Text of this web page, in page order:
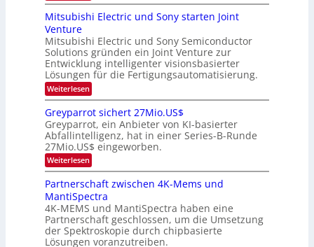
n
g
s
-
T
r
e
n
d
s
u
i
m
e
r
s
t
e
n
H
a
l
b
j
a
r
S
e
n
a
r
a
t
n
m
m
t
i
n
d
e
r
D
A
C
H
I
n
d
u
s
t
O
p
t
k
-
K
u
r
s
v
o
n
P
h
o
t
o
n
i
c
H
u
b
Mitsubishi Electric und Sony starten Joint
Venture
Mitsubishi Electric und Sony Semiconductor
Solutions gründen ein Joint Venture zur
Entwicklung intelligenter visionsbasierter
Lösungen für die Fertigungsautomatisierung.
Weiterlesen:
M
t
s
u
b
i
s
i
E
e
c
t
r
Greyparrot sichert 27Mio.US$
Greyparrot, ein Anbieter von KI-basierter
Abfallintelligenz, hat in einer Series-B-Runde
27Mio.US$ eingeworben.
Weiterlesen:
G
r
e
y
p
a
r
r
Partnerschaft zwischen 4K-Mems und
MantiSpectra
4K-MEMS und MantiSpectra haben eine
Partnerschaft geschlossen, um die Umsetzung
der Spektroskopie durch chipbasierte
Lösungen voranzutreiben.